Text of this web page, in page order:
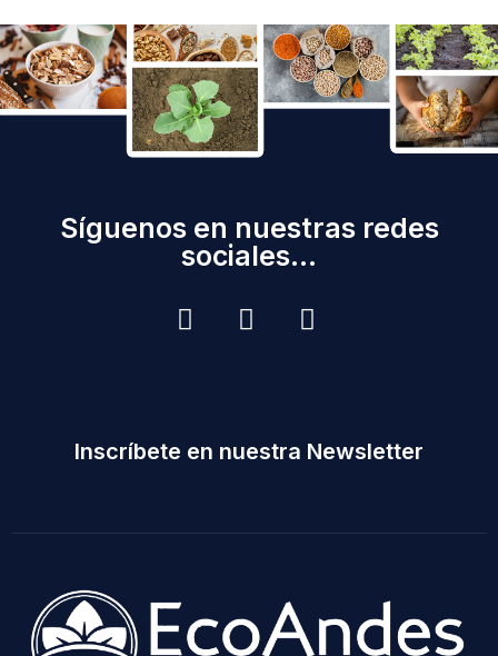
Síguenos en nuestras redes
sociales...
Inscríbete en nuestra Newsletter